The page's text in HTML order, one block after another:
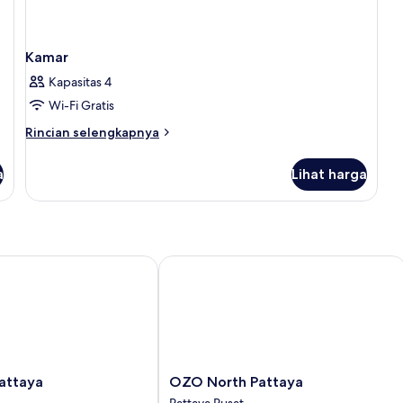
Kamar
Kapasitas 4
Wi-Fi Gratis
Rincian selengkapnya
Rincian
Kamar
Lihat harga
OZO
North
OZO North Pattaya
OZO North Pattaya